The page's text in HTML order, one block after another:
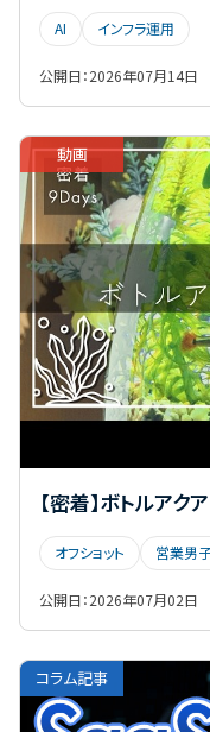
AI インフラ運用
公開日：2026年07月14日
動画
【密着】ボトルア
オフショット 営業男
公開日：2026年07月02日
コラム記事